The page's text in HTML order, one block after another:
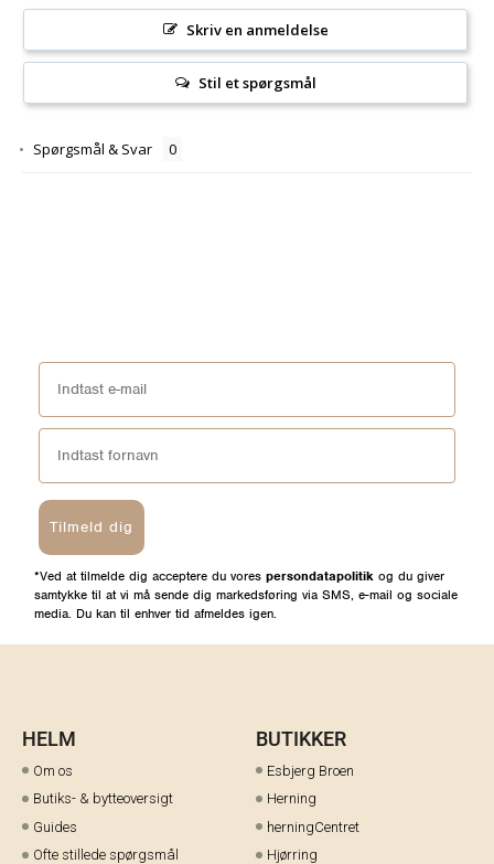
Skriv en anmeldelse
Stil et spørgsmål
Spørgsmål & Svar
Tilmeld dig
*Ved at tilmelde dig acceptere du vores persondatapolitik og du giver
samtykke til at vi må sende dig markedsføring via SMS, e-mail og sociale
media. Du kan til enhver tid afmeldes igen.
HELM
Om os
Butiks- & bytteoversigt
Guides
Ofte stillede spørgsmål
BUTIKKER
Esbjerg Broen
Herning
herningCentret
Hjørring